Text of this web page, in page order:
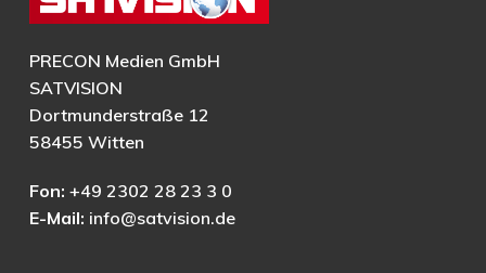
PRECON Medien GmbH
SATVISION
Dortmunderstraße 12
58455 Witten
Fon: +49 2302 28 23 3 0
E-Mail: info@satvision.de